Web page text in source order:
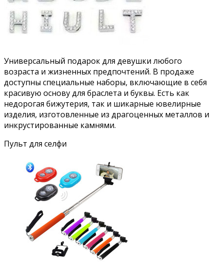
Универсальный подарок для девушки любого
возраста и жизненных предпочтений. В продаже
доступны специальные наборы, включающие в себя
красивую основу для браслета и буквы. Есть как
недорогая бижутерия, так и шикарные ювелирные
изделия, изготовленные из драгоценных металлов и
инкрустированные камнями.
Пульт для селфи